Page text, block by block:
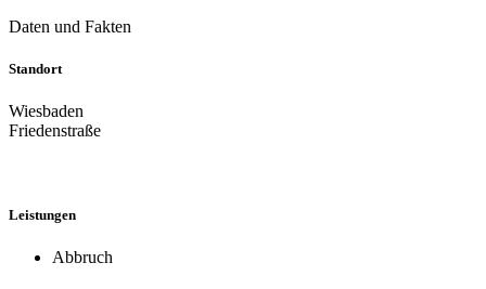
Daten und Fakten
Standort
Wiesbaden
Friedenstraße
Leistungen
Abbruch